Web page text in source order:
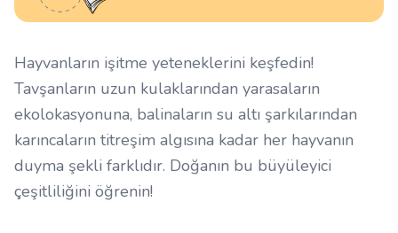
Hayvanların işitme yeteneklerini keşfedin!
Tavşanların uzun kulaklarından yarasaların
ekolokasyonuna, balinaların su altı şarkılarından
karıncaların titreşim algısına kadar her hayvanın
duyma şekli farklıdır. Doğanın bu büyüleyici
çeşitliliğini öğrenin!